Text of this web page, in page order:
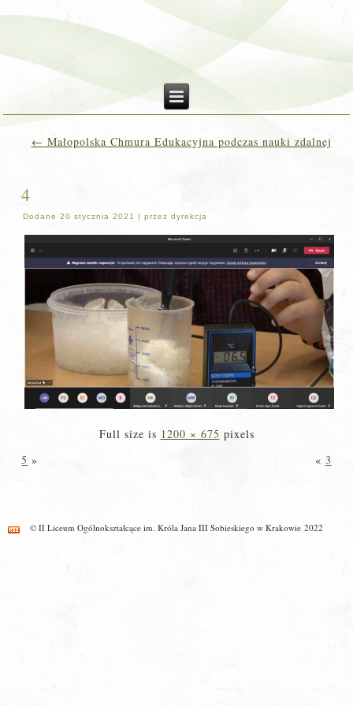
← Małopolska Chmura Edukacyjna podczas nauki zdalnej
4
Dodane 20 stycznia 2021 |przez dyrekcja
Full size is 1200 × 675 pixels
5 » « 3
© II Liceum Ogólnokształcące im. Króla Jana III Sobieskiego w Krakowie 2022